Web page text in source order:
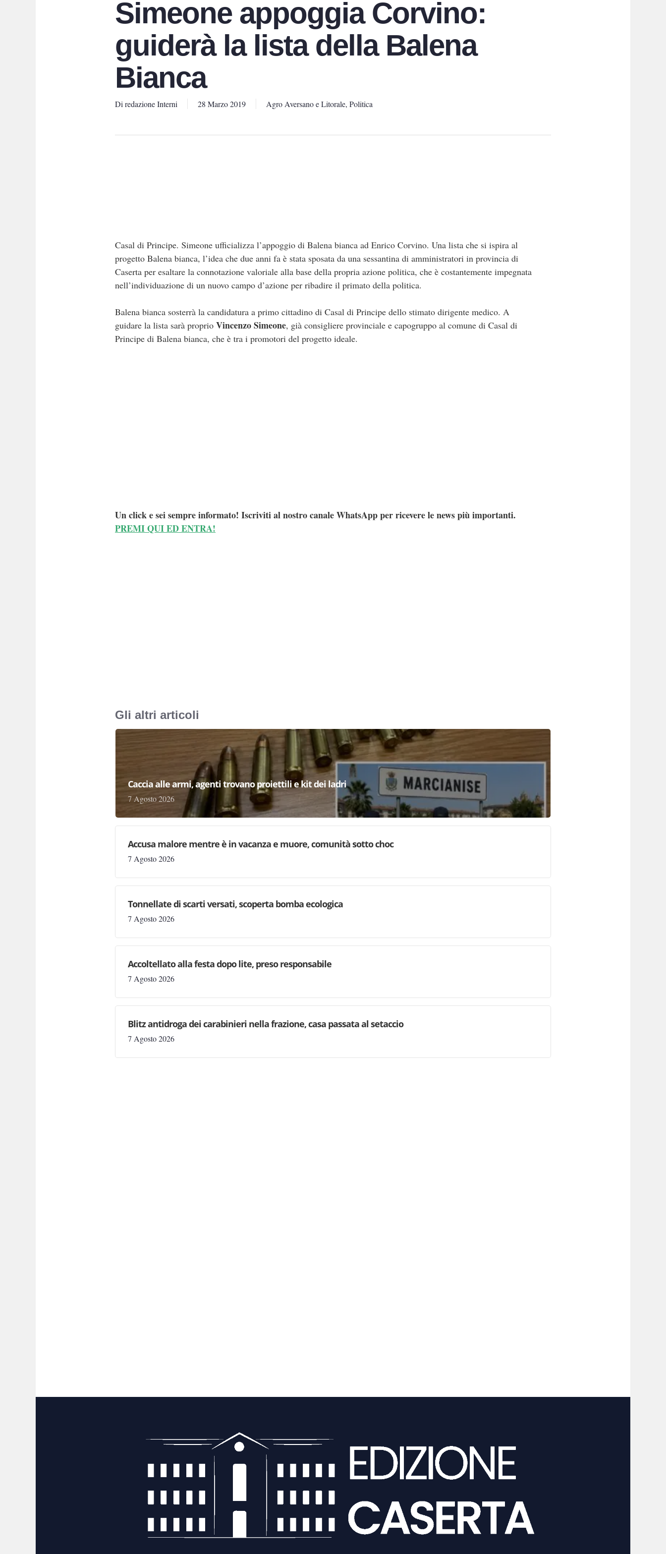
Simeone appoggia Corvino:
guiderà la lista della Balena
Bianca
Di redazione Interni 28 Marzo 2019 Agro Aversano e Litorale, Politica
Casal di Principe. Simeone ufficializza l’appoggio di Balena bianca ad Enrico Corvino. Una lista che si ispira al
progetto Balena bianca, l’idea che due anni fa è stata sposata da una sessantina di amministratori in provincia di
Caserta per esaltare la connotazione valoriale alla base della propria azione politica, che è costantemente impegnata
nell’individuazione di un nuovo campo d’azione per ribadire il primato della politica.
Balena bianca sosterrà la candidatura a primo cittadino di Casal di Principe dello stimato dirigente medico. A
guidare la lista sarà proprio Vincenzo Simeone, già consigliere provinciale e capogruppo al comune di Casal di
Principe di Balena bianca, che è tra i promotori del progetto ideale.
Un click e sei sempre informato! Iscriviti al nostro canale WhatsApp per ricevere le news più importanti.
PREMI QUI ED ENTRA!
Gli altri articoli
Caccia alle armi, agenti trovano proiettili e kit dei ladri
7 Agosto 2026
Accusa malore mentre è in vacanza e muore, comunità sotto choc
7 Agosto 2026
Tonnellate di scarti versati, scoperta bomba ecologica
7 Agosto 2026
Accoltellato alla festa dopo lite, preso responsabile
7 Agosto 2026
Blitz antidroga dei carabinieri nella frazione, casa passata al setaccio
7 Agosto 2026